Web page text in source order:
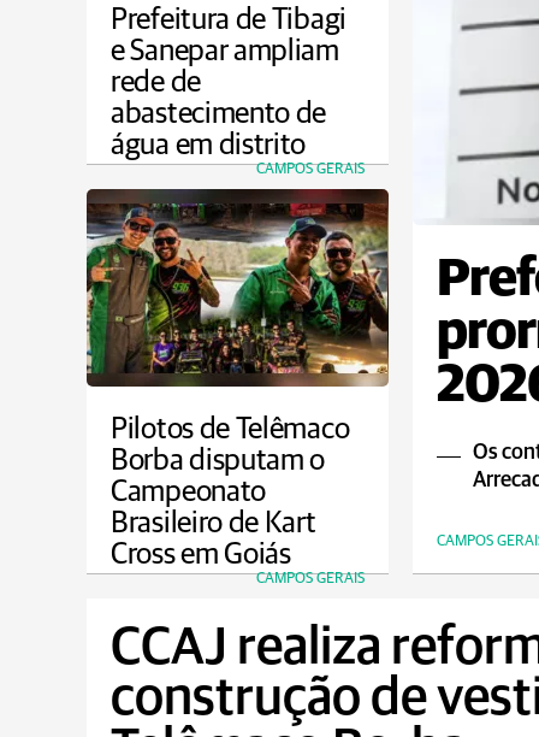
Prefeitura de Tibagi
e Sanepar ampliam
rede de
abastecimento de
água em distrito
CAMPOS GERAIS
Os
CAMPOS
Pilotos de Telêmaco
Borba disputam o
Campeonato
Brasileiro de Kart
Cross em Goiás
CAMPOS GERAIS
CCAJ realiza
construção de